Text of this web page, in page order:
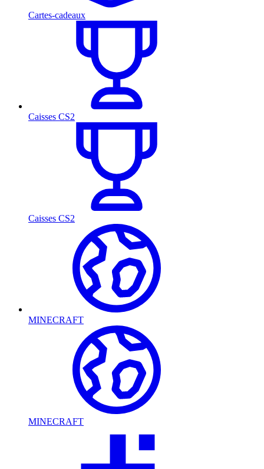
Cartes-cadeaux
Caisses CS2
Caisses CS2
MINECRAFT
MINECRAFT